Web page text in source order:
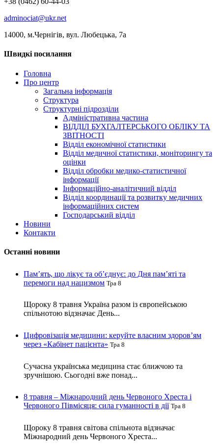
adminociat@ukr.net
14000, м.Чернігів, вул. Любецька, 7а
Швидкі посилання
Головна
Про центр
Загальна інформація
Структура
Структурні підрозділи
Адміністративна частина
ВІДДІЛ БУХГАЛТЕРСЬКОГО ОБЛІКУ ТА
ЗВІТНОСТІ
Відділ економічної статистики
Відділ медичної статистики, моніторингу та
оцінки
Відділ обробки медико-статистичної
інформації
Інформаційно-аналітичний відділ
Відділ координації та розвитку медичних
інформаційних систем
Господарський відділ
Новини
Контакти
Останні новини
Пам’ять, що лікує та об’єднує: до Дня пам’яті та
перемоги над нацизмом Тра 8
Щороку 8 травня Україна разом із європейською
спільнотою відзначає День...
Цифровізація медицини: керуйте власним здоров’ям
через «Кабінет пацієнта» Тра 8
Сучасна українська медицина стає ближчою та
зручнішою. Сьогодні вже понад...
8 травня – Міжнародний день Червоного Хреста і
Червоного Півмісяця: сила гуманності в дії Тра 8
Щороку 8 травня світова спільнота відзначає
Міжнародний день Червоного Хреста...